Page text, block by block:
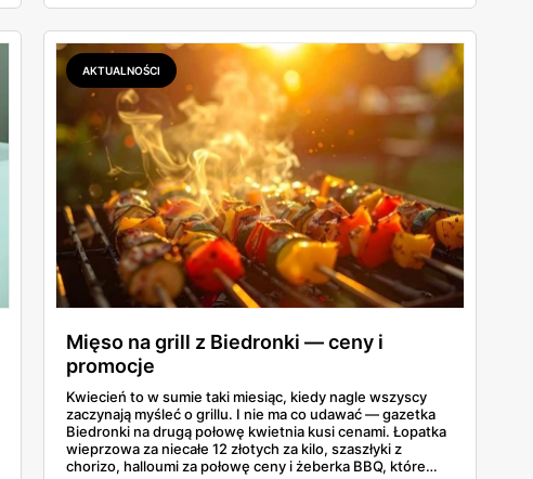
zatrzęsienie, a nie każda robi to, co obiecuje producent.
AKTUALNOŚCI
Mięso na grill z Biedronki — ceny i
promocje
Kwiecień to w sumie taki miesiąc, kiedy nagle wszyscy
zaczynają myśleć o grillu. I nie ma co udawać — gazetka
Biedronki na drugą połowę kwietnia kusi cenami. Łopatka
wieprzowa za niecałe 12 złotych za kilo, szaszłyki z
chorizo, halloumi za połowę ceny i żeberka BBQ, które